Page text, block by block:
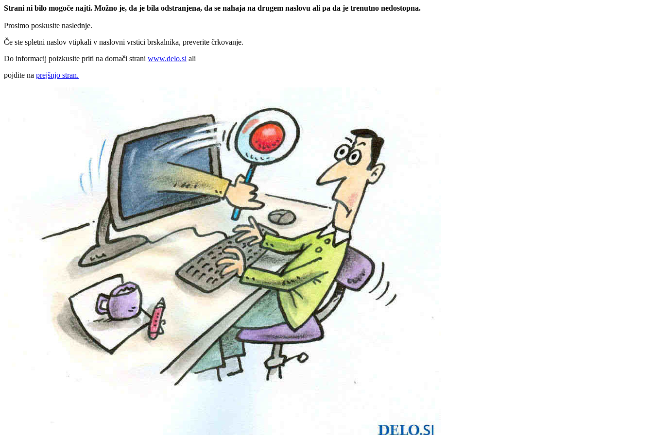
Strani ni bilo mogoče najti. Možno je, da je bila odstranjena, da se nahaja na drugem naslovu ali pa da je trenutno nedostopna.
Prosimo poskusite naslednje.
Če ste spletni naslov vtipkali v naslovni vrstici brskalnika, preverite črkovanje.
Do informacij poizkusite priti na domači strani www.delo.si ali
pojdite na prejšnjo stran.